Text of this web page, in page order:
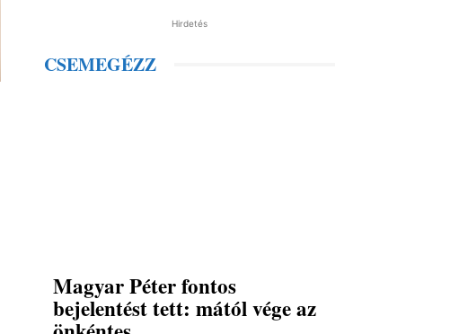
Hirdetés
CSEMEGÉZZ
Magyar Péter fontos
bejelentést tett: mától vége az